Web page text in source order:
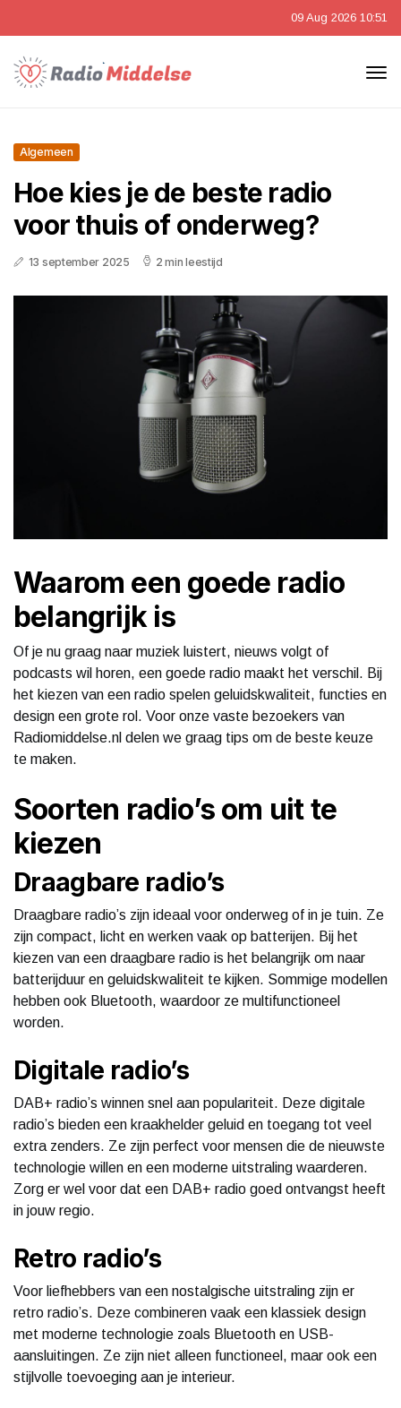
09 Aug 2026 10:51
Algemeen
Hoe kies je de beste radio
voor thuis of onderweg?
13 september 2025 2 min leestijd
Waarom een goede radio
belangrijk is
Of je nu graag naar muziek luistert, nieuws volgt of
podcasts wil horen, een goede radio maakt het verschil. Bij
het kiezen van een radio spelen geluidskwaliteit, functies en
design een grote rol. Voor onze vaste bezoekers van
Radiomiddelse.nl delen we graag tips om de beste keuze
te maken.
Soorten radio’s om uit te
kiezen
Draagbare radio’s
Draagbare radio’s zijn ideaal voor onderweg of in je tuin. Ze
zijn compact, licht en werken vaak op batterijen. Bij het
kiezen van een draagbare radio is het belangrijk om naar
batterijduur en geluidskwaliteit te kijken. Sommige modellen
hebben ook Bluetooth, waardoor ze multifunctioneel
worden.
Digitale radio’s
DAB+ radio’s winnen snel aan populariteit. Deze digitale
radio’s bieden een kraakhelder geluid en toegang tot veel
extra zenders. Ze zijn perfect voor mensen die de nieuwste
technologie willen en een moderne uitstraling waarderen.
Zorg er wel voor dat een DAB+ radio goed ontvangst heeft
in jouw regio.
Retro radio’s
Voor liefhebbers van een nostalgische uitstraling zijn er
retro radio’s. Deze combineren vaak een klassiek design
met moderne technologie zoals Bluetooth en USB-
aansluitingen. Ze zijn niet alleen functioneel, maar ook een
stijlvolle toevoeging aan je interieur.